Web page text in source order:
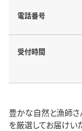
電話番号
受付時間
豊かな自然と漁師
を厳選してお届けい